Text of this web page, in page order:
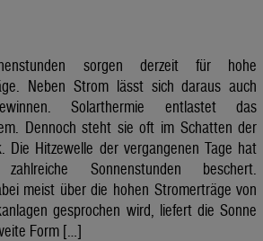
sorgen derzeit für hohe
Neben Strom lässt sich daraus auch
Solarthermie entlastet das
Dennoch steht sie oft im Schatten der
Die Hitzewelle der vergangenen Tage hat
zahlreiche Sonnenstunden beschert.
meist über die hohen Stromerträge von
gesprochen wird, liefert die Sonne
Form […]